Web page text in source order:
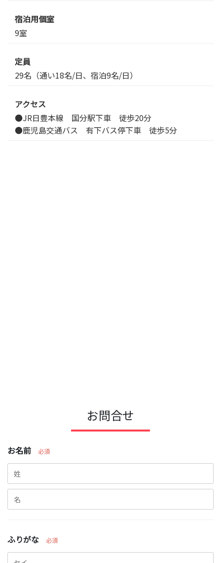
宿泊用個室
9室
定員
29名（通い18名/日、宿泊9名/日）
アクセス
●JR日豊本線 国分駅下車 徒歩20分
●鹿児島交通バス 有下バス停下車 徒歩5分
お問合せ
お名前 必須
ふりがな 必須